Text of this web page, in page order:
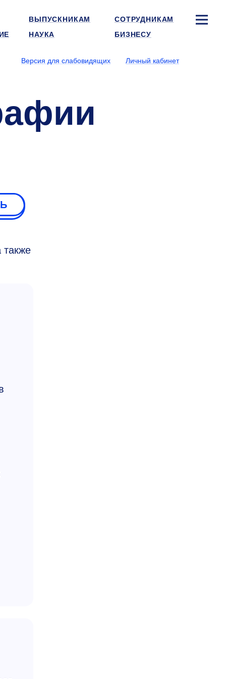
ВЫПУСКНИКАМ
СОТРУДНИКАМ
НАУКА БИЗНЕСУ
Версия для слабовидящих
Личный кабинет
также